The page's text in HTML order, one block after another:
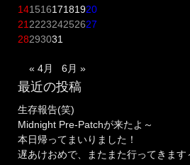
14151617181920
21 222324252627
28293031
« 4月 6月 »
最近の投稿
生存報告(笑)
Midnight Pre-Patchが来たよ～
本日帰ってまいりました！
遅あけおめで、またまた行ってきます